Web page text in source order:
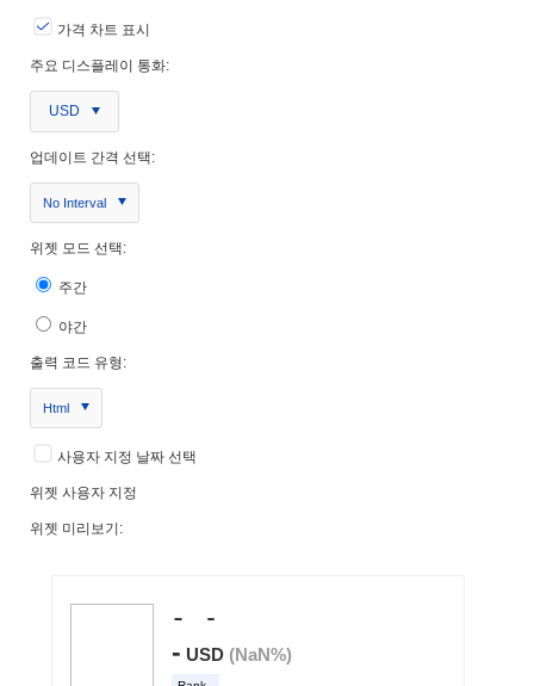
가격 차트 표시
주요 디스플레이 통화:
USD
업데이트 간격 선택:
No Interval
위젯 모드 선택:
주간
야간
출력 코드 유형:
Html
사용자 지정 날짜 선택
위젯 사용자 지정
위젯 미리보기: